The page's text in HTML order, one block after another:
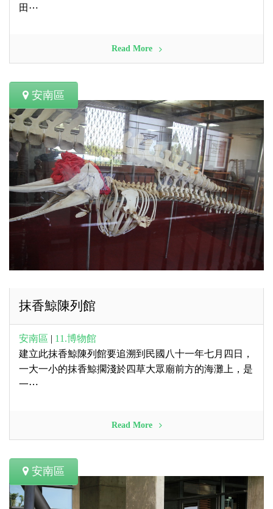
田⋯
Read More
安南區
抹香鯨陳列館
安南區 | 11.博物館
建立此抹香鯨陳列館要追溯到民國八十一年七月四日，
一大一小的抹香鯨擱淺於四草大眾廟前方的海灘上，是
一⋯
Read More
安南區